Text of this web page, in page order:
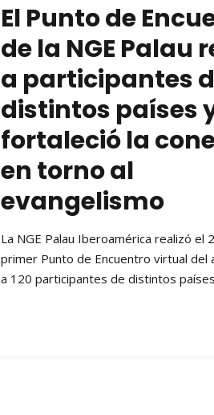
El Punto de
de la NGE Palau
a participantes
distintos países
fortaleció la
en torno al
evangelismo
La NGE Palau Iberoamérica realizó el
primer Punto de Encuentro virtual del
a 120 participantes de distintos